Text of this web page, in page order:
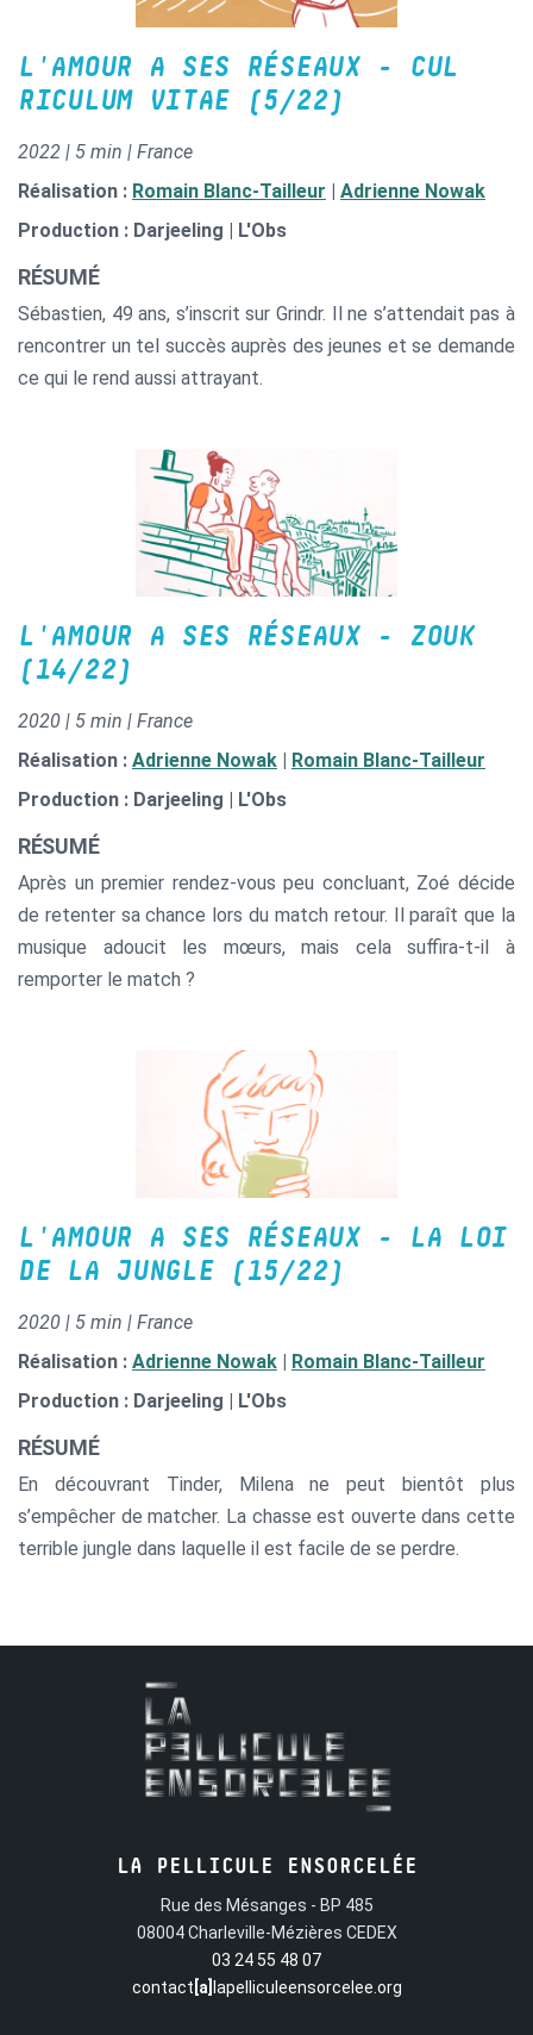
discussions où la réalisatrice laisse libre court a son
interprétation des récits en déployant vidéos, recherches
internet et courtes animations. Une série à contre-courant
du flux habituel, où la contemplation brute du monde qui
nous entoure accompagne, de manière sensible des
témoignages sincères et lumineux.
L'AMOUR A SES RÉSEAUX - CUL
RICULUM VITAE (5/22)
2022 | 5 min | France
Réalisation : Romain Blanc-Tailleur | Adrienne Nowak
Production : Darjeeling | L'Obs
RÉSUMÉ
Sébastien, 49 ans, s’inscrit sur Grindr. Il ne s’attendait pas à
rencontrer un tel succès auprès des jeunes et se demande
ce qui le rend aussi attrayant.
L'AMOUR A SES RÉSEAUX - ZOUK
(14/22)
2020 | 5 min | France
Réalisation : Adrienne Nowak | Romain Blanc-Tailleur
Production : Darjeeling | L'Obs
RÉSUMÉ
Après un premier rendez-vous peu concluant, Zoé décide
de retenter sa chance lors du match retour. Il paraît que la
musique adoucit les mœurs, mais cela suffira-t-il à
remporter le match ?
L'AMOUR A SES RÉSEAUX - LA LOI
DE LA JUNGLE (15/22)
2020 | 5 min | France
Réalisation : Adrienne Nowak | Romain Blanc-Tailleur
Production : Darjeeling | L'Obs
RÉSUMÉ
En découvrant Tinder, Milena ne peut bientôt plus
s’empêcher de matcher. La chasse est ouverte dans cette
terrible jungle dans laquelle il est facile de se perdre.
LA PELLICULE ENSORCELÉE
Rue des Mésanges - BP 485
08004 Charleville-Mézières CEDEX
03 24 55 48 07
contact [a]lapelliculeensorcelee.org